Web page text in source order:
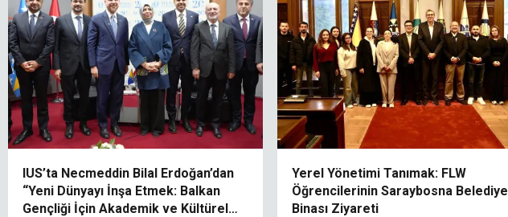
IUS’ta Necmeddin Bilal Erdoğan’dan
“Yeni Dünyayı İnşa Etmek: Balkan
Gençliği İçin Akademik ve Kültürel
Yerel Yönetimi Tanımak: FLW
Öğrencilerinin Saraybosna Belediye
Binası Ziyareti